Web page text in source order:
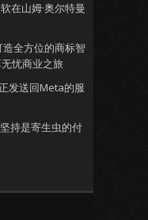
在山姆·奥尔特曼
全方位的商标智
忧商业之旅
发送回Meta的服
持是寄生虫的付